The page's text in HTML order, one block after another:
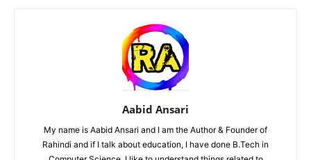
Aabid Ansari
My name is Aabid Ansari and I am the Author & Founder of
Rahindi and if I talk about education, I have done B.Tech in